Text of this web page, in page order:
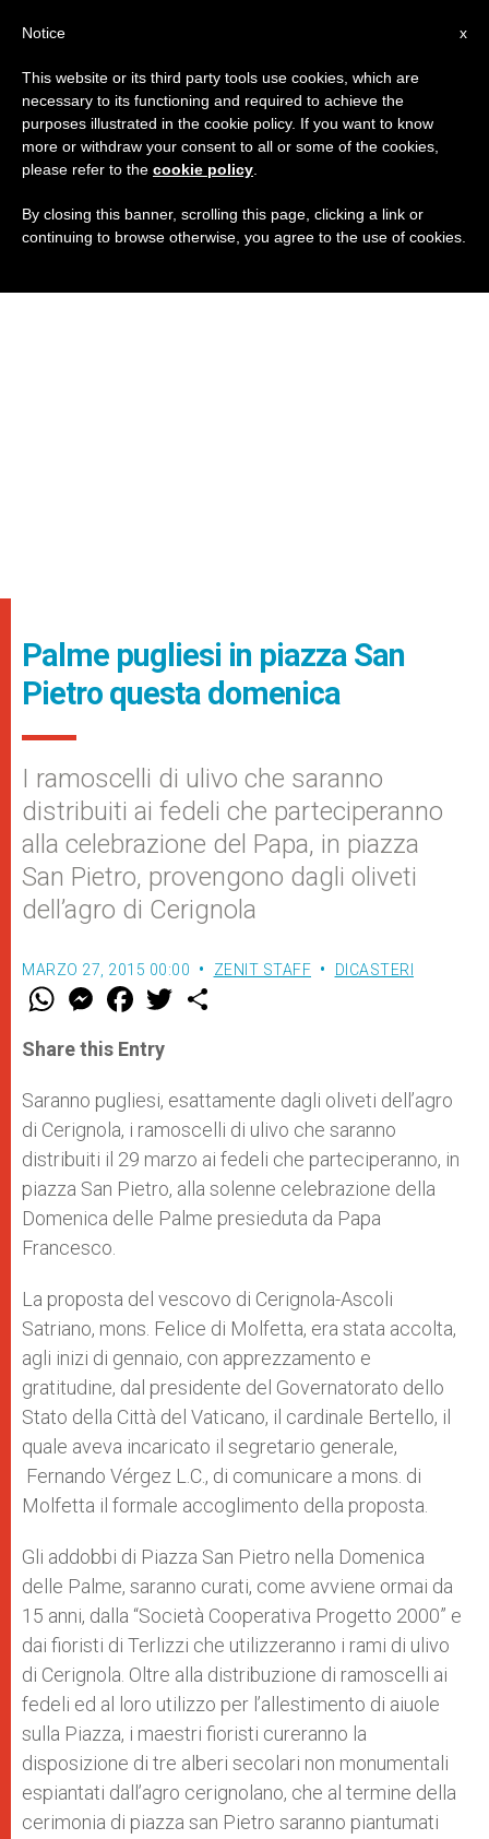
Palme pugliesi in piazza San
Pietro questa domenica
I ramoscelli di ulivo che saranno
distribuiti ai fedeli che parteciperanno
alla celebrazione del Papa, in piazza
San Pietro, provengono dagli oliveti
dell’agro di Cerignola
MARZO 27, 2015 00:00 ZENIT STAFF DICASTERI
W
t
s
p
p
M
e
s
e
g
e
r
F
a
e
b
o
k
w
r
Share this Entry
Saranno pugliesi, esattamente dagli oliveti dell’agro
di Cerignola, i ramoscelli di ulivo che saranno
distribuiti il 29 marzo ai fedeli che parteciperanno, in
piazza San Pietro, alla solenne celebrazione della
Domenica delle Palme presieduta da Papa
Francesco.
La proposta del vescovo di Cerignola-Ascoli
Satriano, mons. Felice di Molfetta, era stata accolta,
agli inizi di gennaio, con apprezzamento e
gratitudine, dal presidente del Governatorato dello
Stato della Città del Vaticano, il cardinale Bertello, il
quale aveva incaricato il segretario generale,
Fernando Vérgez L.C., di comunicare a mons. di
Molfetta il formale accoglimento della proposta.
Gli addobbi di Piazza San Pietro nella Domenica
delle Palme, saranno curati, come avviene ormai da
15 anni, dalla “Società Cooperativa Progetto 2000” e
dai fioristi di Terlizzi che utilizzeranno i rami di ulivo
di Cerignola. Oltre alla distribuzione di ramoscelli ai
fedeli ed al loro utilizzo per l’allestimento di aiuole
sulla Piazza, i maestri fioristi cureranno la
disposizione di tre alberi secolari non monumentali
espiantati dall’agro cerignolano, che al termine della
cerimonia di piazza san Pietro saranno piantumati
x
Notice
This website or its third party tools use cookies, which are
necessary to its functioning and required to achieve the
purposes illustrated in the cookie policy. If you want to know
more or withdraw your consent to all or some of the cookies,
please refer to the cookie policy
By closing this banner, scrolling this page, clicking a link or
continuing to browse otherwise, you agree to the use of cookies.